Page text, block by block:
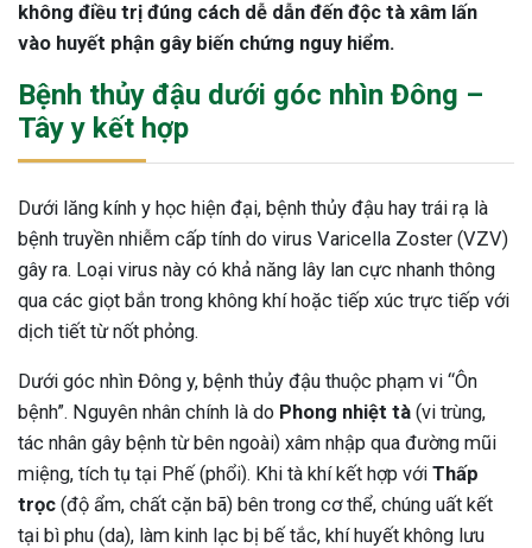
không điều trị đúng cách dễ dẫn đến độc tà xâm lấn
vào huyết phận gây biến chứng nguy hiểm.
Bệnh thủy đậu dưới góc nhìn Đông –
Tây y kết hợp
Dưới lăng kính y học hiện đại, bệnh thủy đậu hay trái rạ là
bệnh truyền nhiễm cấp tính do virus Varicella Zoster (VZV)
gây ra. Loại virus này có khả năng lây lan cực nhanh thông
qua các giọt bắn trong không khí hoặc tiếp xúc trực tiếp với
dịch tiết từ nốt phỏng.
Dưới góc nhìn Đông y, bệnh thủy đậu thuộc phạm vi “Ôn
bệnh”. Nguyên nhân chính là do Phong nhiệt tà (vi trùng,
tác nhân gây bệnh từ bên ngoài) xâm nhập qua đường mũi
miệng, tích tụ tại Phế (phổi). Khi tà khí kết hợp với Thấp
trọc (độ ẩm, chất cặn bã) bên trong cơ thể, chúng uất kết
tại bì phu (da), làm kinh lạc bị bế tắc, khí huyết không lưu